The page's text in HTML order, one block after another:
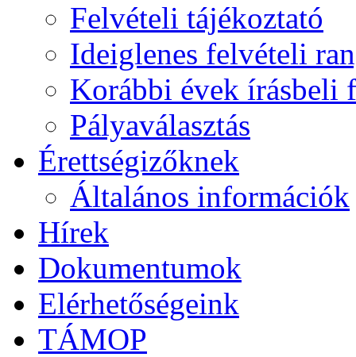
Felvételi tájékoztató
Ideiglenes felvételi
Korábbi évek írásbeli
Pályaválasztás
Érettségizőknek
Általános információk
Hírek
Dokumentumok
Elérhetőségeink
TÁMOP